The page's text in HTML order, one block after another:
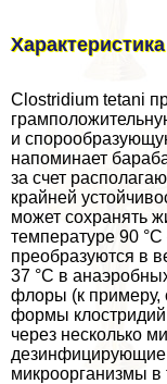
Clostridium tetani
и
напоминает
за счет
крайней
может сохранять
температуре 90
преобразуются в
37 °С в
флоры (к примеру,
формы клостридий
через несколько
дезинфицирующие
микроорганизмы в